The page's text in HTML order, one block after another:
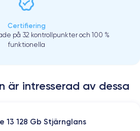
Certifiering
på 32 kontrollpunkter och 100 %
funktionella
är intresserad av dessa
13 128 Gb Stjärnglans